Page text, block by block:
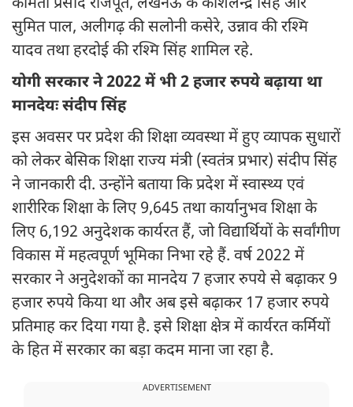
कामता प्रसाद राजपूत, लखनऊ के कौशलेन्द्र सिंह और
सुमित पाल, अलीगढ़ की सलोनी कसेरे, उन्नाव की रश्मि
यादव तथा हरदोई की रश्मि सिंह शामिल रहे.
योगी सरकार ने 2022 में भी 2 हजार रुपये बढ़ाया था
मानदेयः संदीप सिंह
इस अवसर पर प्रदेश की शिक्षा व्यवस्था में हुए व्यापक सुधारों
को लेकर बेसिक शिक्षा राज्य मंत्री (स्वतंत्र प्रभार) संदीप सिंह
ने जानकारी दी. उन्होंने बताया कि प्रदेश में स्वास्थ्य एवं
शारीरिक शिक्षा के लिए 9,645 तथा कार्यानुभव शिक्षा के
लिए 6,192 अनुदेशक कार्यरत हैं, जो विद्यार्थियों के सर्वांगीण
विकास में महत्वपूर्ण भूमिका निभा रहे हैं. वर्ष 2022 में
सरकार ने अनुदेशकों का मानदेय 7 हजार रुपये से बढ़ाकर 9
हजार रुपये किया था और अब इसे बढ़ाकर 17 हजार रुपये
प्रतिमाह कर दिया गया है. इसे शिक्षा क्षेत्र में कार्यरत कर्मियों
के हित में सरकार का बड़ा कदम माना जा रहा है.
ADVERTISEMENT